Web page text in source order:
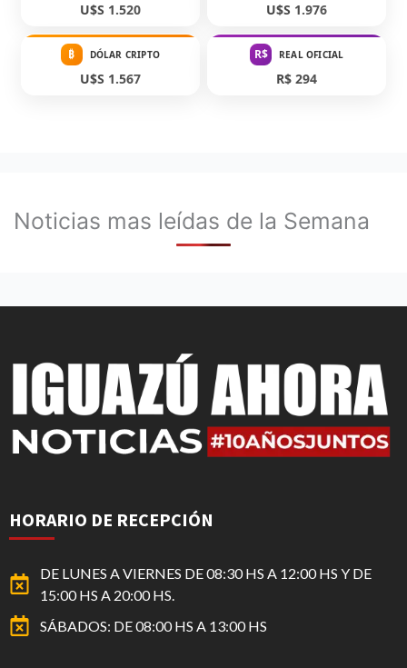
U$S 1.520 U$S 1.976
₿ DÓLAR CRIPTO
U$S 1.567
R$ REAL OFICIAL
R$ 294
Noticias mas leídas de la Semana
HORARIO DE RECEPCIÓN
DE LUNES A VIERNES DE 08:30 HS A 12:00 HS Y DE
15:00 HS A 20:00 HS.
SÁBADOS: DE 08:00 HS A 13:00 HS